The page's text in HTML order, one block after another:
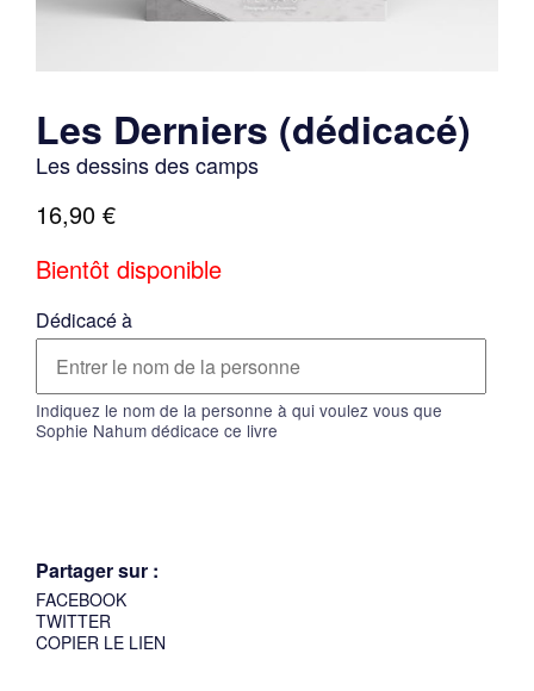
Les Derniers (dédicacé)
Les dessins des camps
16,90 €
Bientôt disponible
Dédicacé à
Indiquez le nom de la personne à qui voulez vous que
Sophie Nahum dédicace ce livre
Partager sur :
FACEBOOK
TWITTER
COPIER LE LIEN